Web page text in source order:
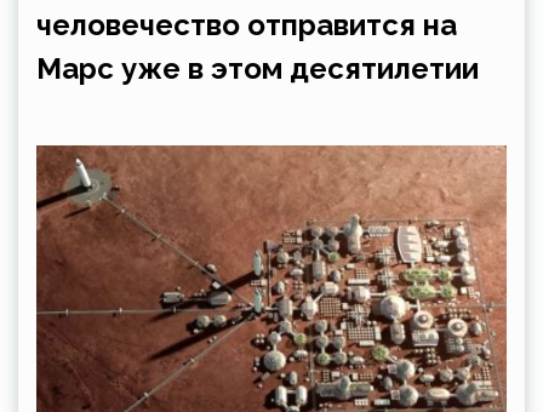
человечество отправится на
Марс уже в этом десятилетии